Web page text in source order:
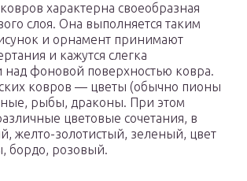
характерна своеобразная
слоя. Она выполняется таким
и орнамент принимают
и кажутся слегка
фоновой поверхностью ковра.
ковров — цветы (обычно пионы
рыбы, драконы. При этом
цветовые сочетания, в
желто-золотистый, зеленый, цвет
бордо, розовый.